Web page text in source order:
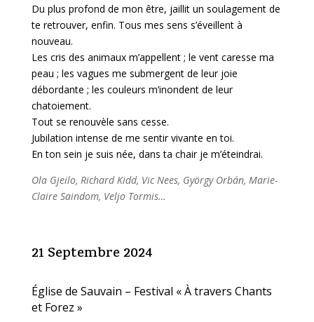
Du plus profond de mon être, jaillit un soulagement de
te retrouver, enfin. Tous mes sens s’éveillent à
nouveau.
Les cris des animaux m’appellent ; le vent caresse ma
peau ; les vagues me submergent de leur joie
débordante ; les couleurs m’inondent de leur
chatoiement.
Tout se renouvèle sans cesse.
Jubilation intense de me sentir vivante en toi.
En ton sein je suis née, dans ta chair je m’éteindrai.
Ola Gjeilo, Richard Kidd, Vic Nees, György Orbán, Marie-
Claire Saindom, Veljo Tormis…
21 Septembre 2024
Église de Sauvain – Festival « À travers Chants
et Forez »